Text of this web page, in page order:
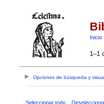
Inicio
1–1
Opciones de búsqueda y
Seleccionar todo